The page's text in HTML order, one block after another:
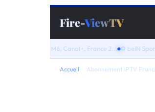
Fire-ViewTV
M6, Canal+, France 2... ⚽ beIN Sports 1-4 +
Accueil Abonnement IPTV